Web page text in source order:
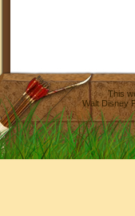
This
Walt Disney